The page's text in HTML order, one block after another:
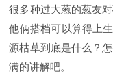
很多种过大葱的葱友
他俩搭档可以算得上
源枯草到底是什么？
满的讲解吧。